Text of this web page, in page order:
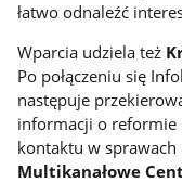
łatwo odnaleźć
Wparcia udziela też
Po połączeniu się
następuje
informacji o reformie
kontaktu w
Multikanałowe